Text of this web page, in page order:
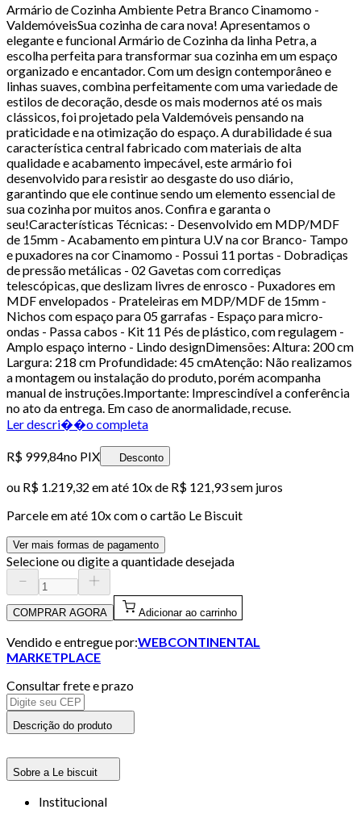
Armário de Cozinha Ambiente Petra Branco Cinamomo -
ValdemóveisSua cozinha de cara nova! Apresentamos o
elegante e funcional Armário de Cozinha da linha Petra, a
escolha perfeita para transformar sua cozinha em um espaço
organizado e encantador. Com um design contemporâneo e
linhas suaves, combina perfeitamente com uma variedade de
estilos de decoração, desde os mais modernos até os mais
clássicos, foi projetado pela Valdemóveis pensando na
praticidade e na otimização do espaço. A durabilidade é sua
característica central fabricado com materiais de alta
qualidade e acabamento impecável, este armário foi
desenvolvido para resistir ao desgaste do uso diário,
garantindo que ele continue sendo um elemento essencial de
sua cozinha por muitos anos. Confira e garanta o
seu!Características Técnicas: - Desenvolvido em MDP/MDF
de 15mm - Acabamento em pintura U.V na cor Branco- Tampo
e puxadores na cor Cinamomo - Possui 11 portas - Dobradiças
de pressão metálicas - 02 Gavetas com corrediças
telescópicas, que deslizam livres de enrosco - Puxadores em
MDF envelopados - Prateleiras em MDP/MDF de 15mm -
Nichos com espaço para 05 garrafas - Espaço para micro-
ondas - Passa cabos - Kit 11 Pés de plástico, com regulagem -
Amplo espaço interno - Lindo designDimensões: Altura: 200 cm
Largura: 218 cm Profundidade: 45 cmAtenção: Não realizamos
a montagem ou instalação do produto, porém acompanha
manual de instruções.Importante: Imprescindível a conferência
no ato da entrega. Em caso de anormalidade, recuse.
Ler descri��o completa
R$ 999,84no PIX Desconto
ou R$ 1.219,32 em até 10x de R$ 121,93 sem juros
Parcele em até 10x com o cartão Le Biscuit
Ver mais formas de pagamento
Selecione ou digite a quantidade desejada
COMPRAR AGORA Adicionar ao carrinho
Vendido e entregue por:WEBCONTINENTAL
MARKETPLACE
Consultar frete e prazo
Descrição do produto
Sobre a Le biscuit
Institucional